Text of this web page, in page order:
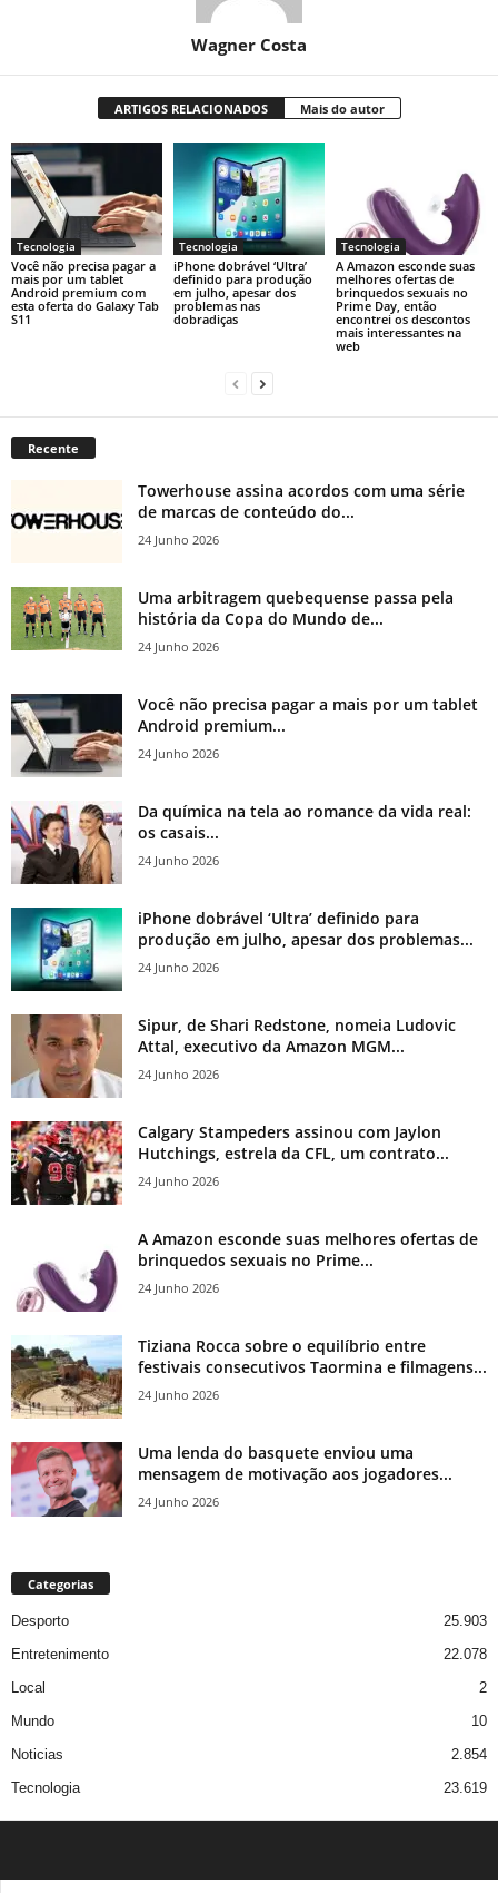
Wagner Costa
ARTIGOS RELACIONADOS Mais do autor
Tecnologia
Você não precisa pagar a
mais por um tablet
Android premium com
esta oferta do Galaxy Tab
S11
Tecnologia
iPhone dobrável ‘Ultra’
definido para produção
em julho, apesar dos
problemas nas
dobradiças
Tecnologia
A Amazon esconde suas
melhores ofertas de
brinquedos sexuais no
Prime Day, então
encontrei os descontos
mais interessantes na
web
Recente
Towerhouse assina acordos com uma série
de marcas de conteúdo do...
24 Junho 2026
Uma arbitragem quebequense passa pela
história da Copa do Mundo de...
24 Junho 2026
Você não precisa pagar a mais por um tablet
Android premium...
24 Junho 2026
Da química na tela ao romance da vida real:
os casais...
24 Junho 2026
iPhone dobrável ‘Ultra’ definido para
produção em julho, apesar dos problemas...
24 Junho 2026
Sipur, de Shari Redstone, nomeia Ludovic
Attal, executivo da Amazon MGM...
24 Junho 2026
Calgary Stampeders assinou com Jaylon
Hutchings, estrela da CFL, um contrato...
24 Junho 2026
A Amazon esconde suas melhores ofertas de
brinquedos sexuais no Prime...
24 Junho 2026
Tiziana Rocca sobre o equilíbrio entre
festivais consecutivos Taormina e filmagens...
24 Junho 2026
Uma lenda do basquete enviou uma
mensagem de motivação aos jogadores...
24 Junho 2026
Categorias
Desporto
25.903
Entretenimento
22.078
Local
2
Mundo
10
Noticias
2.854
Tecnologia
23.619